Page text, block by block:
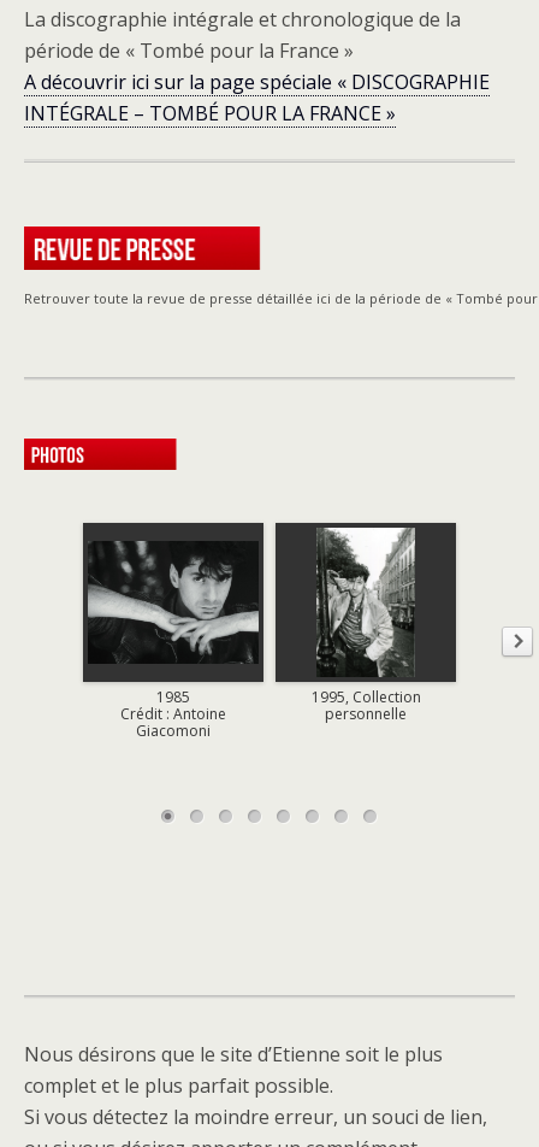
La discographie intégrale et chronologique de la
période de « Tombé pour la France »
A découvrir ici sur la page spéciale « DISCOGRAPHIE
INTÉGRALE – TOMBÉ POUR LA FRANCE »
Retrouver toute la revue de presse détaillée ici de la période de « Tombé pour
1985
Crédit : Antoine
Giacomoni
1995, Collection
personnelle
Nous désirons que le site d’Etienne soit le plus
complet et le plus parfait possible.
Si vous détectez la moindre erreur, un souci de lien,